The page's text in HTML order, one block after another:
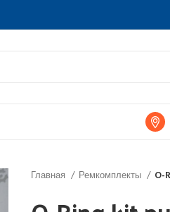
Главная Ремкомплекты O-